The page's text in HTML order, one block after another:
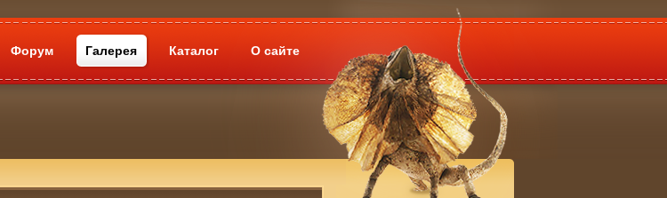
Форум Галерея Каталог О сайте